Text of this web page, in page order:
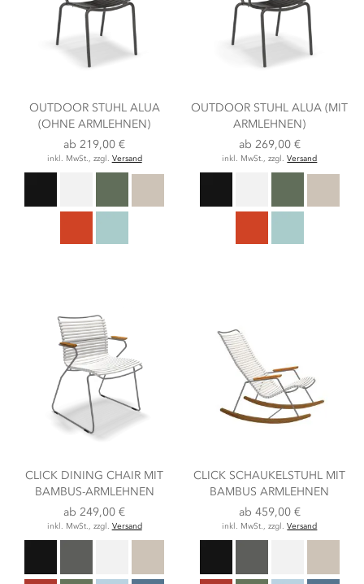
OUTDOOR STUHL ALUA
(OHNE ARMLEHNEN)
ab219,00 €
inkl. MwSt., zzgl. Versand
OUTDOOR STUHL ALUA (MIT
ARMLEHNEN)
ab 269,00 €
inkl. MwSt., zzgl.Versand
CLICK DINING CHAIR MIT
BAMBUS-ARMLEHNEN
ab249,00 €
inkl. MwSt., zzgl. Versand
CLICK SCHAUKELSTUHL MIT
BAMBUS ARMLEHNEN
ab 459,00 €
inkl. MwSt., zzgl.Versand